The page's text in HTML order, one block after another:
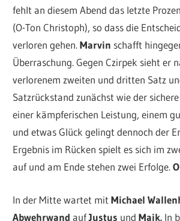
fehlt an diesem Abend das letzte
(O-Ton Christoph), so dass die
verloren gehen.Marvin schafft
Überraschung. Gegen Czirpek sieht er
verlorenem zweiten und dritten Satz
Satzrückstand zunächst wie der
einer kämpferischen Leistung, einem
und etwas Glück gelingt dennoch der
Ergebnis im Rücken spielt es sich im
auf und am Ende stehen zwei Erfolge.
In der Mitte wartet mitMichael
Abwehrwand aufJustus undMaik. In